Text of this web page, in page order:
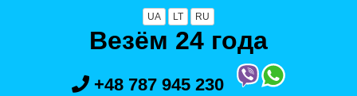
UA LT RU
Везём 24 года
+48 787 945 230